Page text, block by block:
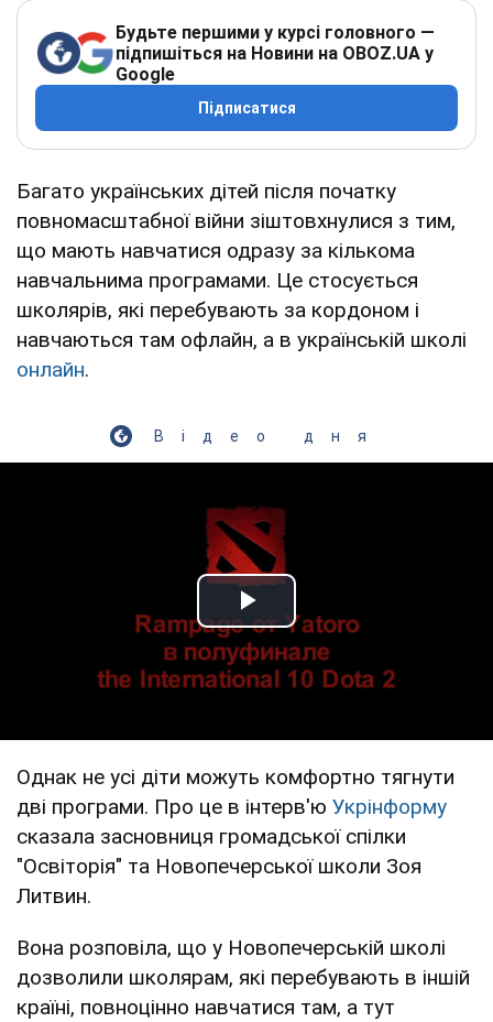
Будьте першими у курсі головного —
підпишіться на Новини на OBOZ.UA у
Google
Підписатися
Багато українських дітей після початку
повномасштабної війни зіштовхнулися з тим,
що мають навчатися одразу за кількома
навчальнима програмами. Це стосується
школярів, які перебувають за кордоном і
навчаються там офлайн, а в українській школі
онлайн.
Відео дня
Play Video
Однак не усі діти можуть комфортно тягнути
дві програми. Про це в інтерв'ю Укрінформу
сказала засновниця громадської спілки
"Освіторія" та Новопечерської школи Зоя
Литвин.
Вона розповіла, що у Новопечерській школі
дозволили школярам, які перебувають в іншій
країні, повноцінно навчатися там, а тут